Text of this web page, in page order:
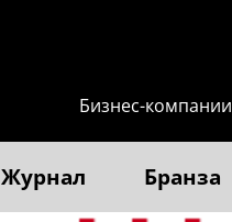
Бизнес-компании
Журнал Бранза